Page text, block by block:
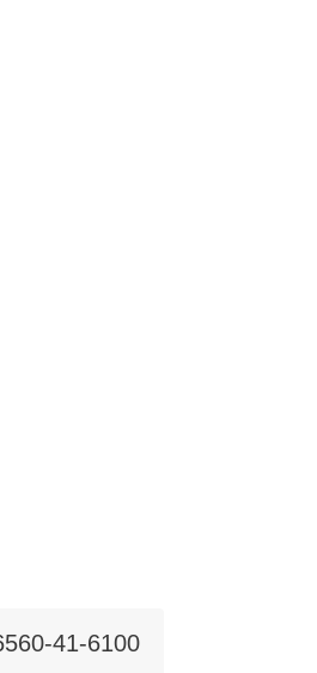
41-6100